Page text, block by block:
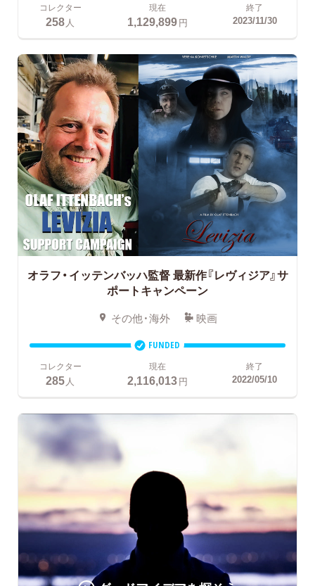
コレクター
258人
現在
1,129,899円
終了
2023/11/30
オラフ・イッテンバッハ監督最新作『レヴィジア』サ
ポートキャンペーン
その他・海外 映画
FUNDED
コレクター
285 人
現在
2,116,013円
終了
2022/05/10